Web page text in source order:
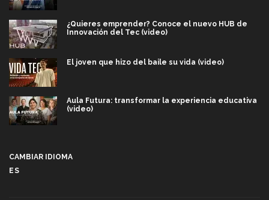
¿Quieres emprender? Conoce el nuevo HUB de
Innovación del Tec (video)
El joven que hizo del baile su vida (video)
Aula Futura: transformar la experiencia educativa
(video)
CAMBIAR IDIOMA
ES